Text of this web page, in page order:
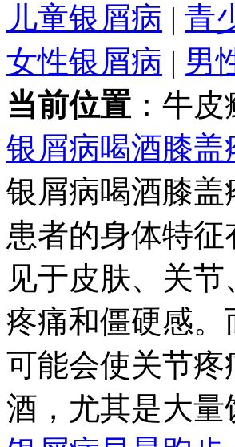
儿童银屑病 | 青
女性银屑病 | 男
当前位置 ：牛
银屑病喝酒膝盖
银屑病喝酒膝
患者的身体特
见于皮肤、关
疼痛和僵硬感
可能会使关节
酒，尤其是大